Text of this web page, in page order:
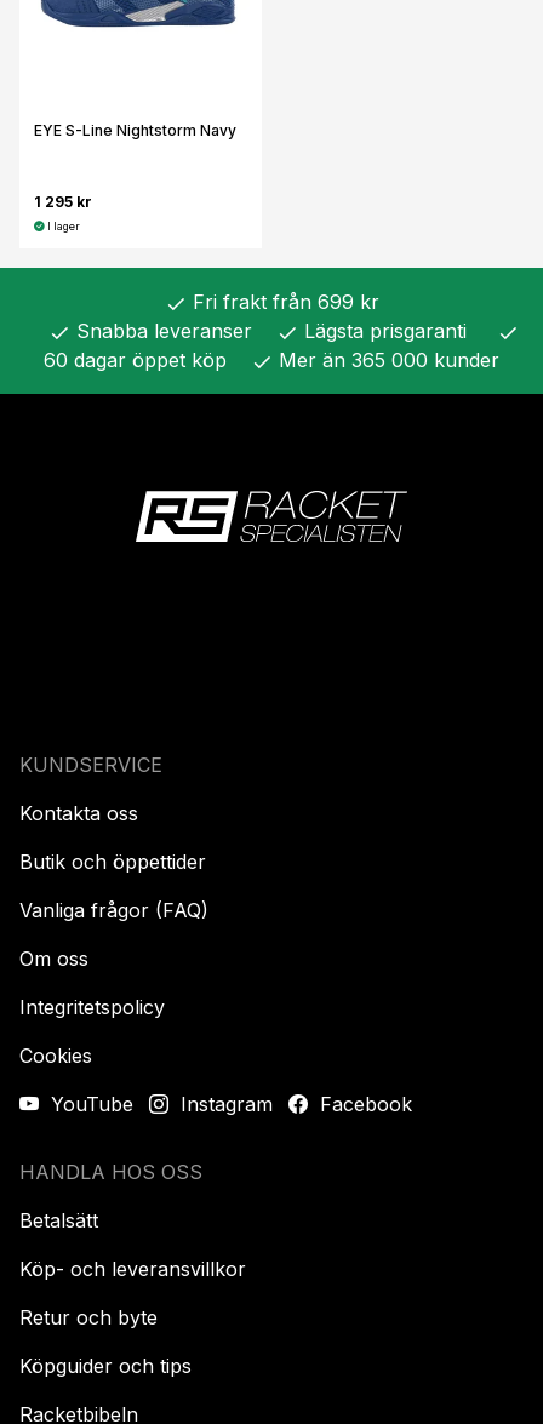
EYE S-Line Nightstorm Navy
1 295 kr
I lager
check Fri frakt från 699 kr
check Snabba leveranser check Lägsta prisgaranti check
60 dagar öppet köp check Mer än 365 000 kunder
KUNDSERVICE
Kontakta oss
Butik och öppettider
Vanliga frågor (FAQ)
Om oss
Integritetspolicy
Cookies
YouTube
Instagram Facebook
HANDLA HOS OSS
Betalsätt
Köp- och leveransvillkor
Retur och byte
Köpguider och tips
Racketbibeln